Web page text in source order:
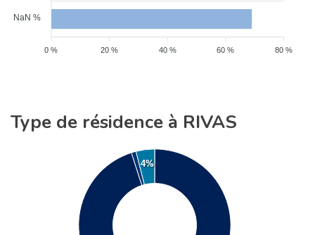
NaN %
80 %
60 %
40 %
20 %
0 %
Type de résidence à RIVAS
4%